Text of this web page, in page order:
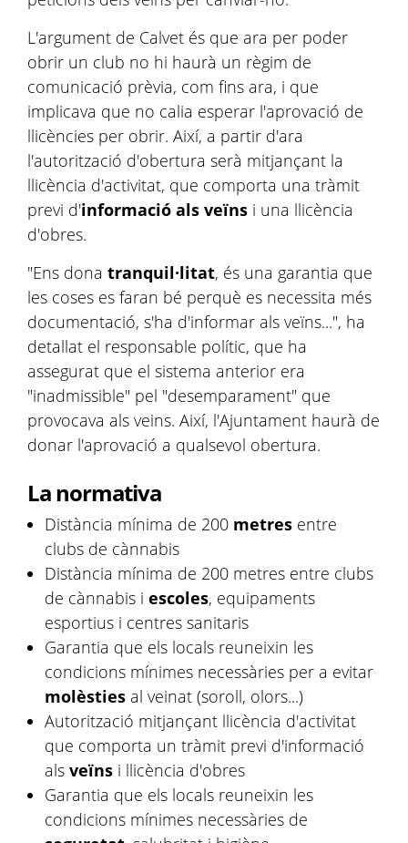
L'argument de Calvet és que ara per poder
obrir un club no hi haurà un règim de
comunicació prèvia, com fins ara, i que
implicava que no calia esperar l'aprovació de
llicències per obrir. Així, a partir d'ara
l'autorització d'obertura serà mitjançant la
llicència d'activitat, que comporta una tràmit
previ d'informació als veïns i una llicència
d'obres.
"Ens dona tranquil·litat, és una garantia que
les coses es faran bé perquè es necessita més
documentació, s'ha d'informar als veïns...", ha
detallat el responsable polític, que ha
assegurat que el sistema anterior era
"inadmissible" pel "desemparament" que
provocava als veins. Així, l'Ajuntament haurà de
donar l'aprovació a qualsevol obertura.
La normativa
Distància mínima de 200 metres entre
clubs de cànnabis
Distància mínima de 200 metres entre clubs
de cànnabis iescoles, equipaments
esportius i centres sanitaris
Garantia que els locals reuneixin les
condicions mínimes necessàries per a evitar
molèsties al veinat (soroll, olors...)
Autorització mitjançant llicència d'activitat
que comporta un tràmit previ d'informació
alsveïns i llicència d'obres
Garantia que els locals reuneixin les
condicions mínimes necessàries de